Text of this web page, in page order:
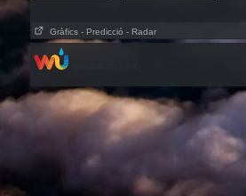
Gràfics - Predicció - Radar